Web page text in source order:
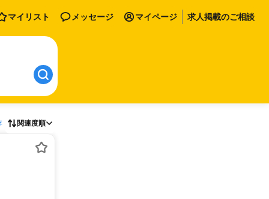
マイリスト メッセージ マイページ 求人掲載のご相談
関連度順